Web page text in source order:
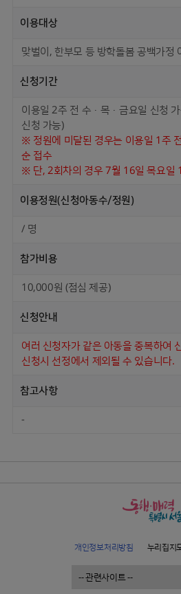
이용대상
맞벌이, 한부모 등 방학돌봄 공백가정
신청기간
이용일 2주 전 수·목·금요일 신청 가
신청 가능)
※ 정원에 미달된 경우는 이용일 1주
순 접수
※ 단, 2회차의 경우 7월 16일 목요일
이용정원(신청아동수/정원)
/ 명
참가비용
10,000원 (점심 제공)
신청안내
여러 신청자가 같은 아동을 중복하여
신청시 선정에서 제외될 수 있습니다.
참고사항
-
개인정보처리방침 누리집지